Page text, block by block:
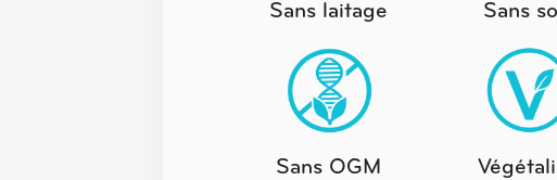
Sans laitage Sans
Sans OGM